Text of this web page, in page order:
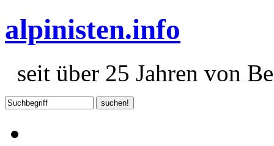
alpinisten.info
seit über 25 Jahren von